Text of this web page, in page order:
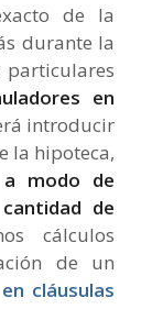
de la
durante la
particulares
en
introducir
la hipoteca,
a modo de
de
cálculos
de un
cláusulas